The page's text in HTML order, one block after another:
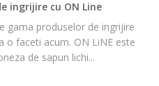
ingrijire cu ON Line
gama produselor de ingrijire
o faceti acum. ON LiNE este
de sapun lichi...